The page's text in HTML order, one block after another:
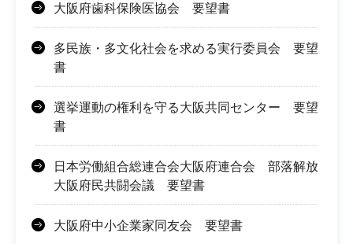
大阪府歯科保険医協会 要望書
多民族・多文化社会を求める実行委員会 要望
書
選挙運動の権利を守る大阪共同センター 要望
書
日本労働組合総連合会大阪府連合会 部落解放
大阪府民共闘会議 要望書
大阪府中小企業家同友会 要望書